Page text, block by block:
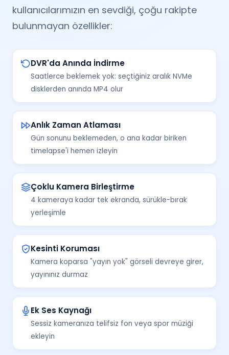
kullanıcılarımızın en sevdiği, çoğu rakipte
bulunmayan özellikler:
DVR'da Anında İndirme
Saatlerce beklemek yok: seçtiğiniz aralık NVMe
disklerden anında MP4 olur
Anlık Zaman Atlaması
Gün sonunu beklemeden, o ana kadar biriken
timelapse'i hemen izleyin
Çoklu Kamera Birleştirme
4 kameraya kadar tek ekranda, sürükle-bırak
yerleşimle
Kesinti Koruması
Kamera koparsa "yayın yok" görseli devreye girer,
yayınınız durmaz
Ek Ses Kaynağı
Sessiz kameranıza telifsiz fon veya spor müziği
ekleyin